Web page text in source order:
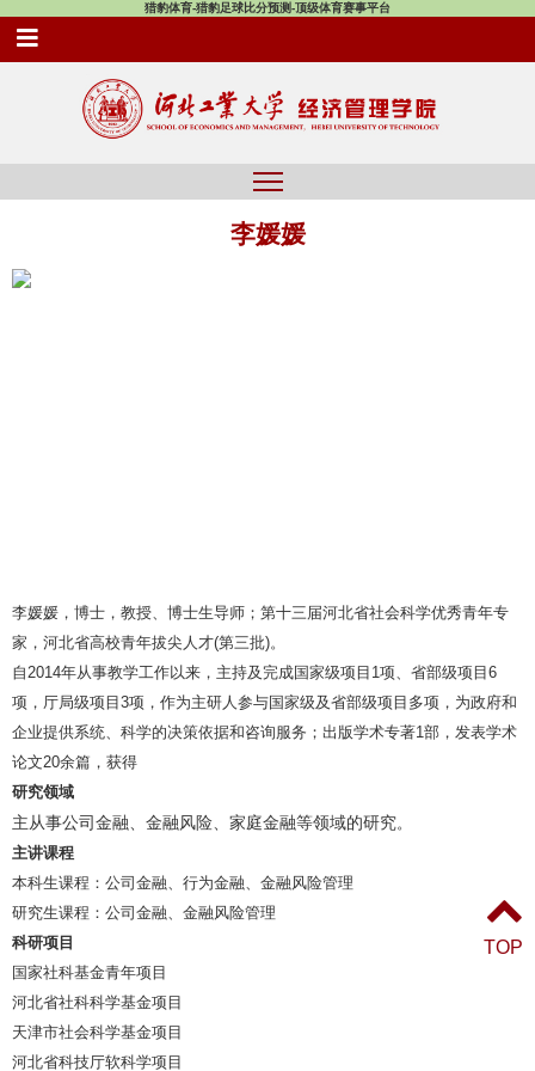
猎豹体育-猎豹足球比分预测-顶级体育赛事平台
李媛媛
李媛媛，博士，教授、博士生导师；第十三届河北省社会科学优秀青年专
家，河北省高校青年拔尖人才(第三批)。
自2014年从事教学工作以来，主持及完成国家级项目1项、省部级项目6
项，厅局级项目3项，作为主研人参与国家级及省部级项目多项，为政府和
企业提供系统、科学的决策依据和咨询服务；出版学术专著1部，发表学术
论文20余篇，获得
研究领域
主从事公司金融、金融风险、家庭金融等领域的研究。
主讲课程
本科生课程：公司金融、行为金融、金融风险管理
研究生课程：公司金融、金融风险管理
科研项目
国家社科基金青年项目
河北省社科科学基金项目
天津市社会科学基金项目
河北省科技厅软科学项目
TOP